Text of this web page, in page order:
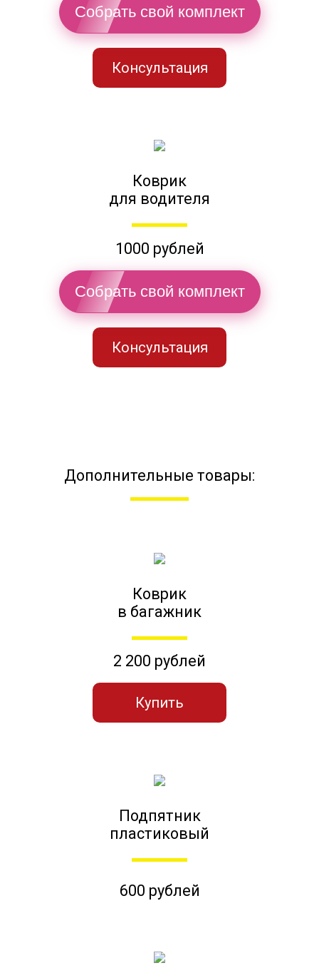
Собрать свой комплект
Консультация
Коврик
для водителя
1000 рублей
Собрать свой комплект
Консультация
Дополнительные товары:
Коврик
в багажник
2 200 рублей
Купить
Подпятник
пластиковый
600 рублей